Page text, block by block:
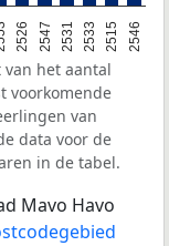
2526 2547 2531 2533 2515 2546
het aantal
voorkomende
van
data voor de
in de tabel.
Mavo Havo